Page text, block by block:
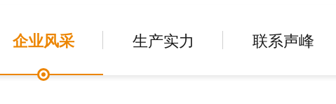
企业风采 生产实力 联系声峰